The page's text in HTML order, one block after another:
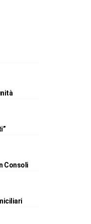
Consoli